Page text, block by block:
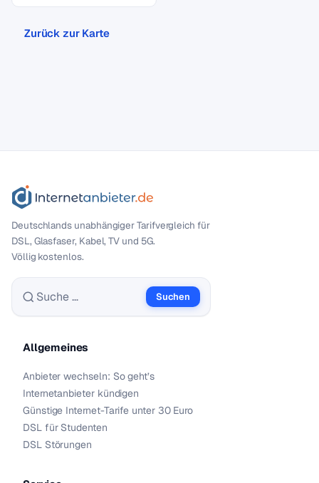
Zurück zur Karte
Deutschlands unabhängiger Tarif­vergleich für
DSL, Glasfaser, Kabel, TV und 5G.
Völlig kostenlos.
Suche nach:
Suchen
Allgemeines
Anbieter wechseln: So geht’s
Internetanbieter kündigen
Günstige Internet-Tarife unter 30 Euro
DSL für Studenten
DSL Störungen